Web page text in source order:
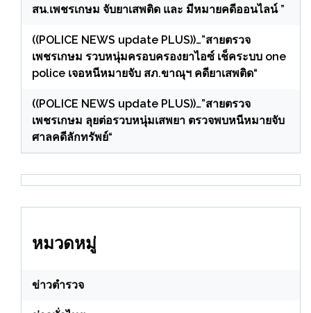
สน.เพชรเกษม จับยาเสพติด และ มีหมายคดีออนไลน์ ”
((POLICE NEWS update PLUS))…”สายตรวจ
เพชรเกษม รวบหนุ่มครอบครองยาไอซ์ เช็คระบบ one
police เจอหนีหมายจับ สภ.ขาณุฯ คดียาเสพติด“
((POLICE NEWS update PLUS))…”สายตรวจ
เพชรเกษม ลุยต่อรวบหนุ่มเสพยา ตรวจพบหนีหมายจับ
ศาลคดีลักทรัพย์“
หมวดหมู่
ข่าวตำรวจ